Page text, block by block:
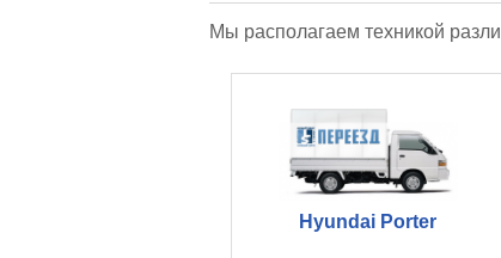
Мы располагаем техникой
Hyundai Porter